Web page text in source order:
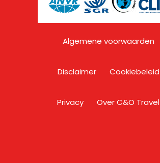
Algemene voorwaarden
Disclaimer Cookiebeleid
Privacy Over C&O Travel